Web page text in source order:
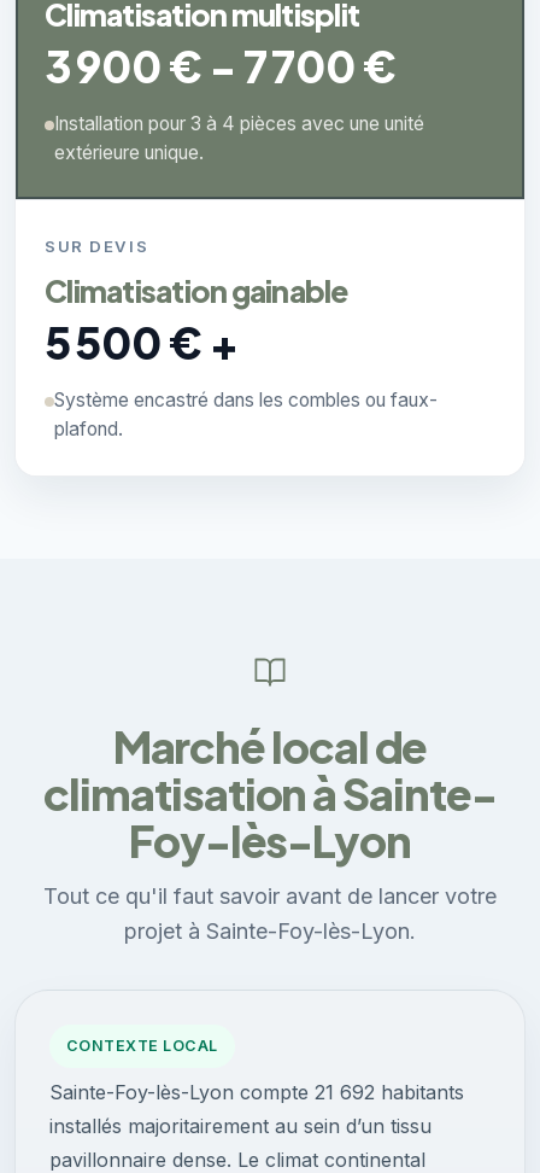
Climatisation multisplit
3 900 € - 7 700 €
Installation pour 3 à 4 pièces avec une unité
extérieure unique.
SUR DEVIS
Climatisation gainable
5 500 € +
Système encastré dans les combles ou faux-
plafond.
Marché local de
climatisation à Sainte-
Foy-lès-Lyon
Tout ce qu'il faut savoir avant de lancer votre
projet à Sainte-Foy-lès-Lyon.
CONTEXTE LOCAL
Sainte-Foy-lès-Lyon compte 21 692 habitants
installés majoritairement au sein d’un tissu
pavillonnaire dense. Le climat continental